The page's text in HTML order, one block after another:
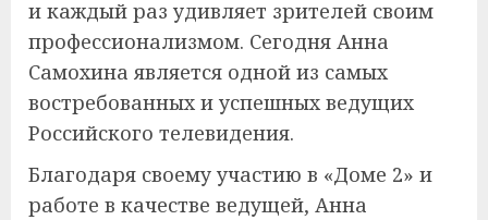
и каждый раз удивляет зрителей своим
профессионализмом. Сегодня Анна
Самохина является одной из самых
востребованных и успешных ведущих
Российского телевидения.
Благодаря своему участию в «Доме 2» и
работе в качестве ведущей, Анна